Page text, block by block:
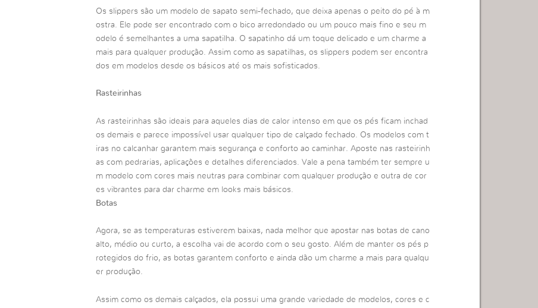
Os slippers são um modelo de sapato semi-fechado, que deixa apenas o peito do pé à m
ostra. Ele pode ser encontrado com o bico arredondado ou um pouco mais fino e seu m
odelo é semelhantes a uma sapatilha. O sapatinho dá um toque delicado e um charme a
mais para qualquer produção. Assim como as sapatilhas, os slippers podem ser encontra
dos em modelos desde os básicos até os mais sofisticados.
Rasteirinhas
As rasteirinhas são ideais para aqueles dias de calor intenso em que os pés ficam inchad
os demais e parece impossível usar qualquer tipo de calçado fechado. Os modelos com t
iras no calcanhar garantem mais segurança e conforto ao caminhar. Aposte nas rasteirinh
as com pedrarias, aplicações e detalhes diferenciados. Vale a pena também ter sempre u
m modelo com cores mais neutras para combinar com qualquer produção e outra de cor
es vibrantes para dar charme em looks mais básicos.
Botas
Agora, se as temperaturas estiverem baixas, nada melhor que apostar nas botas de cano
alto, médio ou curto, a escolha vai de acordo com o seu gosto. Além de manter os pés p
rotegidos do frio, as botas garantem conforto e ainda dão um charme a mais para qualqu
er produção.
Assim como os demais calçados, ela possui uma grande variedade de modelos, cores e c